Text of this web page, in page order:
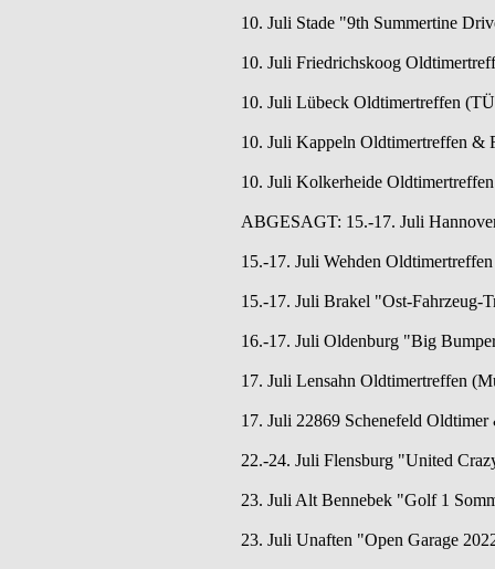
10. Juli Stade "9th Summertine
10. Juli Friedrichskoog
10. Juli Lübeck Oldtimertreffen
10. Juli Kappeln Oldtimertreffen &
10. Juli Kolkerheide Oldtimertreffen
ABGESAGT: 15.-17. Juli
15.-17. Juli Wehden Oldtimertreffen
15.-17. Juli Brakel "Ost-Fahrzeug-
16.-17. Juli Oldenburg "Big
17. Juli Lensahn Oldtimertreffen
17. Juli 22869 Schenefeld
22.-24. Juli Flensburg "United
23. Juli Alt Bennebek "Golf 1
23. Juli Unaften "Open Garage